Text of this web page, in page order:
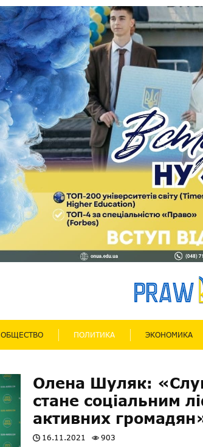
ОБЩЕСТВО ПОЛИТИКА ЭКОНОМИКА
Олена Шуляк:
стане соціальним
активних
16.11.2021 903